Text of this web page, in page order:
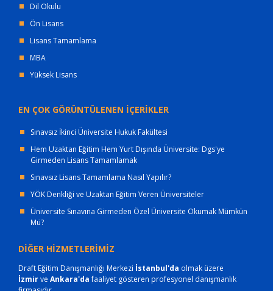
Dil Okulu
Ön Lisans
Lisans Tamamlama
MBA
Yüksek Lisans
EN ÇOK GÖRÜNTÜLENEN İÇERİKLER
Sınavsız İkinci Üniversite Hukuk Fakültesi
Hem Uzaktan Eğitim Hem Yurt Dışında Üniversite: Dgs'ye
Girmeden Lisans Tamamlamak
Sınavsız Lisans Tamamlama Nasıl Yapılır?
YÖK Denkliği ve Uzaktan Eğitim Veren Üniversiteler
Üniversite Sınavına Girmeden Özel Üniversite Okumak Mümkün
Mü?
DİĞER HİZMETLERİMİZ
Draft Eğitim Danışmanlığı Merkezi İstanbul'da olmak üzere
İzmirve Ankara'dafaaliyet gösteren profesyonel danışmanlık